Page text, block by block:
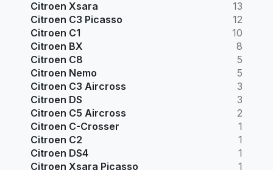
Citroen Xsara
13
Citroen C3 Picasso
12
Citroen C1
10
Citroen BX
8
Citroen C8
5
Citroen Nemo
5
Citroen C3 Aircross
3
Citroen DS
3
Citroen C5 Aircross
2
Citroen C-Crosser
1
Citroen C2
1
Citroen DS4
1
Citroen Xsara Picasso
1